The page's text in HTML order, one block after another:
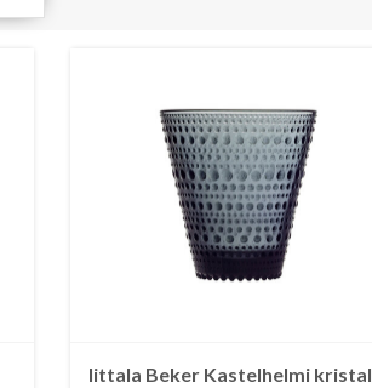
Iittala Beker Kastelhelmi kristal